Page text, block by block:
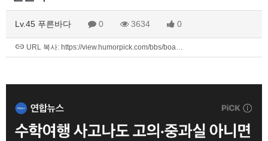
Lv.45 푸른바다 0 3634 0
URL 복사: https://view.humorpick.com/bbs/boa…